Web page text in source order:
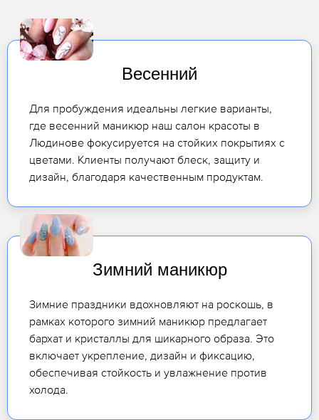
Весенний
Для пробуждения идеальны легкие варианты,
где весенний маникюр наш салон красоты в
Людинове фокусируется на стойких покрытиях с
цветами. Клиенты получают блеск, защиту и
дизайн, благодаря качественным продуктам.
Зимний маникюр
Зимние праздники вдохновляют на роскошь, в
рамках которого зимний маникюр предлагает
бархат и кристаллы для шикарного образа. Это
включает укрепление, дизайн и фиксацию,
обеспечивая стойкость и увлажнение против
холода.